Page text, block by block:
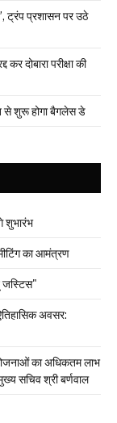
ट्रंप प्रशासन पर उठे
कर दोबारा परीक्षा की
से शुरू होगा बैगलेस डे
शुभारंभ
का आमंत्रण
जस्टिस"
अवसर:
का अधिकतम लाभ
सचिव श्री बर्णवाल